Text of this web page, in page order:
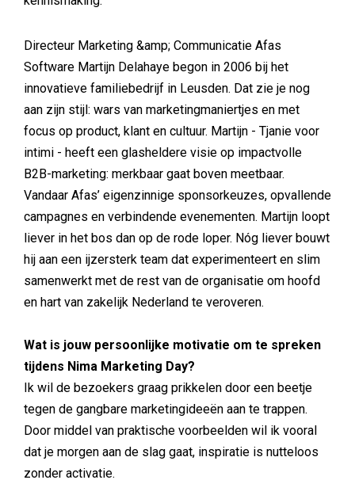
Directeur Marketing &amp; Communicatie Afas
Software Martijn Delahaye begon in 2006 bij het
innovatieve familiebedrijf in Leusden. Dat zie je nog
aan zijn stijl: wars van marketingmaniertjes en met
focus op product, klant en cultuur. Martijn - Tjanie voor
intimi - heeft een glasheldere visie op impactvolle
B2B-marketing: merkbaar gaat boven meetbaar.
Vandaar Afas’ eigenzinnige sponsorkeuzes, opvallende
campagnes en verbindende evenementen. Martijn loopt
liever in het bos dan op de rode loper. Nóg liever bouwt
hij aan een ijzersterk team dat experimenteert en slim
samenwerkt met de rest van de organisatie om hoofd
en hart van zakelijk Nederland te veroveren.
Wat is jouw persoonlijke motivatie om te spreken
tijdens Nima Marketing Day?
Ik wil de bezoekers graag prikkelen door een beetje
tegen de gangbare marketingideeën aan te trappen.
Door middel van praktische voorbeelden wil ik vooral
dat je morgen aan de slag gaat, inspiratie is nutteloos
zonder activatie.